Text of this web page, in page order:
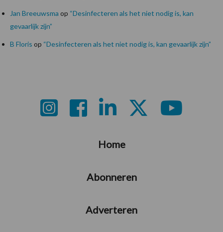
Jan Breeuwsma op “Desinfecteren als het niet nodig is, kan
gevaarlijk zijn”
B Floris op “Desinfecteren als het niet nodig is, kan gevaarlijk zijn”
Home
Abonneren
Adverteren